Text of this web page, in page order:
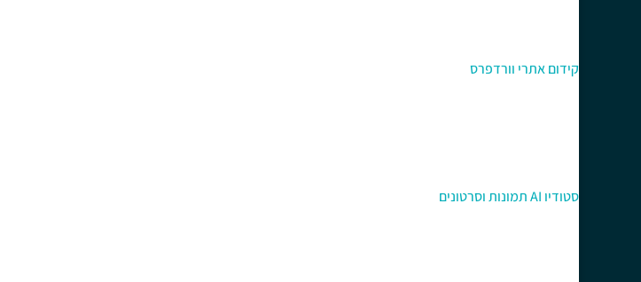
קידום אתרי וורדפרס
סטודיו AI תמונות וסרטונים